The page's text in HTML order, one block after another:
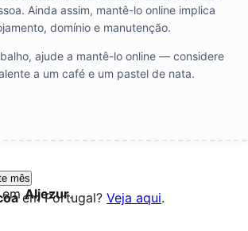
Ainda assim, mantê-lo online implica
domínio e manutenção.
ajude a mantê-lo online — considere
a um café e um pastel de nata.
mês
Aljezur.
em Portugal? Veja aqui.